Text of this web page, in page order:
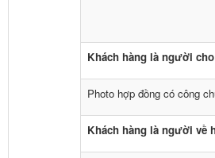
Khách hàng là người cho
Photo hợp đồng có công
Khách hàng là người về